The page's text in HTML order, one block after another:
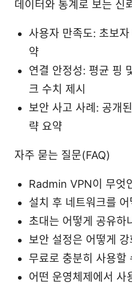
데이터와 통계로 보는 신
사용자 만족도: 초보
약
연결 안정성: 평균 핑
크 수치 제시
보안 사고 사례: 공개
략 요약
자주 묻는 질문(FAQ)
Radmin VPN이 무엇
설치 후 네트워크를
초대는 어떻게 공유하
보안 설정은 어떻게
무료로 충분히 사용할
어떤 운영체제에서 사